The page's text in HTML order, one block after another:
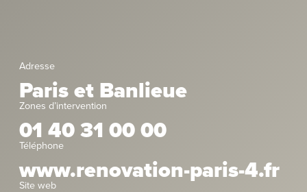
Adresse
Paris et Banlieue
Zones d’intervention
01 40 31 00 00
Téléphone
www.renovation-paris-4.fr
Site web